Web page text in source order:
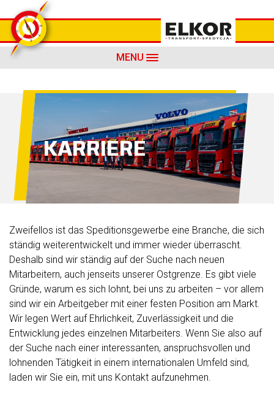
MENU
KARRIERE
Zweifellos ist das Speditionsgewerbe eine Branche, die sich
ständig weiterentwickelt und immer wieder überrascht.
Deshalb sind wir ständig auf der Suche nach neuen
Mitarbeitern, auch jenseits unserer Ostgrenze. Es gibt viele
Gründe, warum es sich lohnt, bei uns zu arbeiten – vor allem
sind wir ein Arbeitgeber mit einer festen Position am Markt.
Wir legen Wert auf Ehrlichkeit, Zuverlässigkeit und die
Entwicklung jedes einzelnen Mitarbeiters. Wenn Sie also auf
der Suche nach einer interessanten, anspruchsvollen und
lohnenden Tätigkeit in einem internationalen Umfeld sind,
laden wir Sie ein, mit uns Kontakt aufzunehmen.